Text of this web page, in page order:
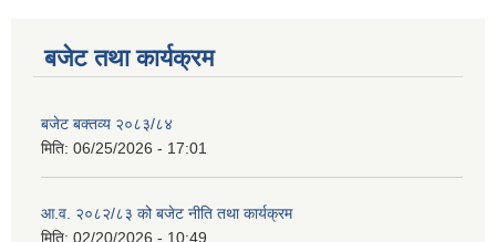
बजेट तथा कार्यक्रम
बजेट बक्तव्य २०८३/८४
मिति: 06/25/2026 - 17:01
आ.व. २०८२/८३ को बजेट नीति तथा कार्यक्रम
मिति: 02/20/2026 - 10:49